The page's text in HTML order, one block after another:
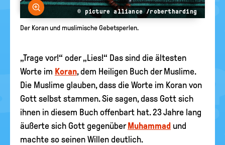
Bild vergrößern
© picture alliance /robertharding
Der Koran und muslimische Gebetsperlen.
„Trage vor!“ oder „Lies!“ Das sind die ältesten
Worte im Koran, dem Heiligen Buch der Muslime.
Die Muslime glauben, dass die Worte im Koran von
Gott selbst stammen. Sie sagen, dass Gott sich
ihnen in diesem Buch offenbart hat. 23 Jahre lang
äußerte sich Gott gegenüber Muhammad und
machte so seinen Willen deutlich.